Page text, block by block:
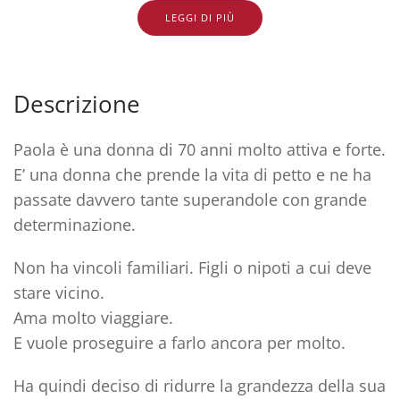
LEGGI DI PIÙ
Descrizione
Paola è una donna di 70 anni molto attiva e forte.
E’ una donna che prende la vita di petto e ne ha
passate davvero tante superandole con grande
determinazione.
Non ha vincoli familiari. Figli o nipoti a cui deve
stare vicino.
Ama molto viaggiare.
E vuole proseguire a farlo ancora per molto.
Ha quindi deciso di ridurre la grandezza della sua